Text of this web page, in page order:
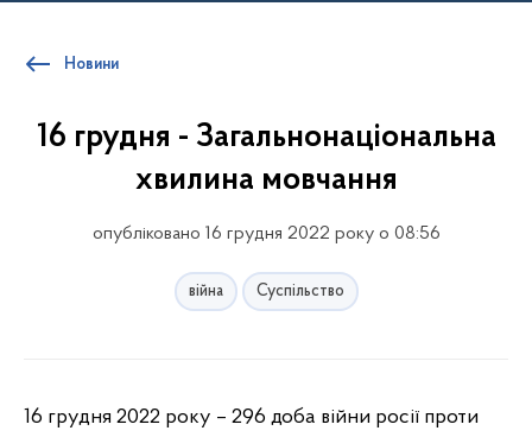
Новини
16 грудня - Загальнонаціональна
хвилина мовчання
опубліковано 16 грудня 2022 року о 08:56
війна Суспільство
16 грудня 2022 року – 296 доба війни росії проти